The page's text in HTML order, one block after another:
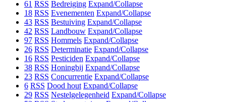
61 RSS Bedreiging Expand/Collapse
18 RSS Evenementen Expand/Collapse
43 RSS Bestuiving Expand/Collapse
42 RSS Landbouw Expand/Collapse
97 RSS Hommels Expand/Collapse
26 RSS Determinatie Expand/Collapse
16 RSS Pesticiden Expand/Collapse
38 RSS Honingbij Expand/Collapse
23 RSS Concurrentie Expand/Collapse
6 RSS Dood hout Expand/Collapse
29 RSS Nestelgelegenheid Expand/Collapse